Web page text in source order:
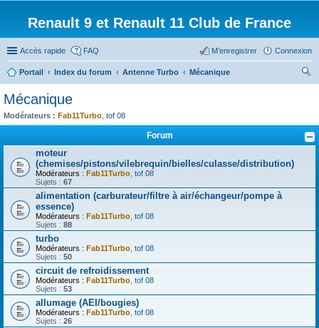
Renault 9 et Renault 11 Club de France
Accès rapide FAQ Connexion
M’enregistrer
Portail Index du forum Antenne Turbo
Mécanique
ch
er
Mécanique
Modérateurs : Fab11Turbo tof 08
Forum
moteur
(chemises/pistons/vilebrequin/bielles/culasse/distribution)
Modérateurs : Fab11Turbo tof 08
Sujets : 67
alimentation (carburateur/filtre à air/échangeur/pompe à
essence)
Modérateurs : Fab11Turbo tof 08
Sujets : 88
turbo
Modérateurs : Fab11Turbo tof 08
Sujets : 50
circuit de refroidissement
Modérateurs : Fab11Turbo tof 08
Sujets : 53
allumage (AEI/bougies)
Modérateurs : Fab11Turbo tof 08
Sujets : 26